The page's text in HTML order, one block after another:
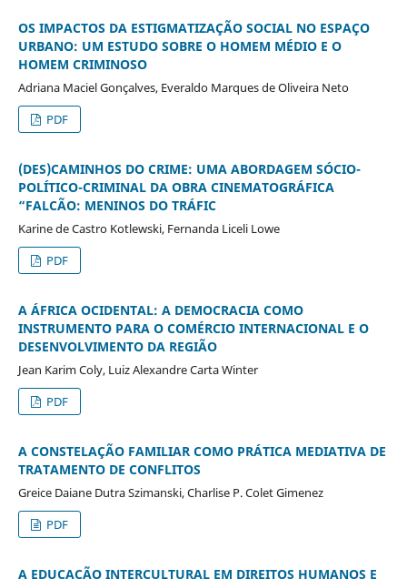
OS IMPACTOS DA ESTIGMATIZAÇÃO SOCIAL NO ESPAÇO
URBANO: UM ESTUDO SOBRE O HOMEM MÉDIO E O
HOMEM CRIMINOSO
Adriana Maciel Gonçalves, Everaldo Marques de Oliveira Neto
PDF
(DES)CAMINHOS DO CRIME: UMA ABORDAGEM SÓCIO-
POLÍTICO-CRIMINAL DA OBRA CINEMATOGRÁFICA
“FALCÃO: MENINOS DO TRÁFIC
Karine de Castro Kotlewski, Fernanda Liceli Lowe
PDF
A ÁFRICA OCIDENTAL: A DEMOCRACIA COMO
INSTRUMENTO PARA O COMÉRCIO INTERNACIONAL E O
DESENVOLVIMENTO DA REGIÃO
Jean Karim Coly, Luiz Alexandre Carta Winter
PDF
A CONSTELAÇÃO FAMILIAR COMO PRÁTICA MEDIATIVA DE
TRATAMENTO DE CONFLITOS
Greice Daiane Dutra Szimanski, Charlise P. Colet Gimenez
PDF
A EDUCAÇÃO INTERCULTURAL EM DIREITOS HUMANOS E